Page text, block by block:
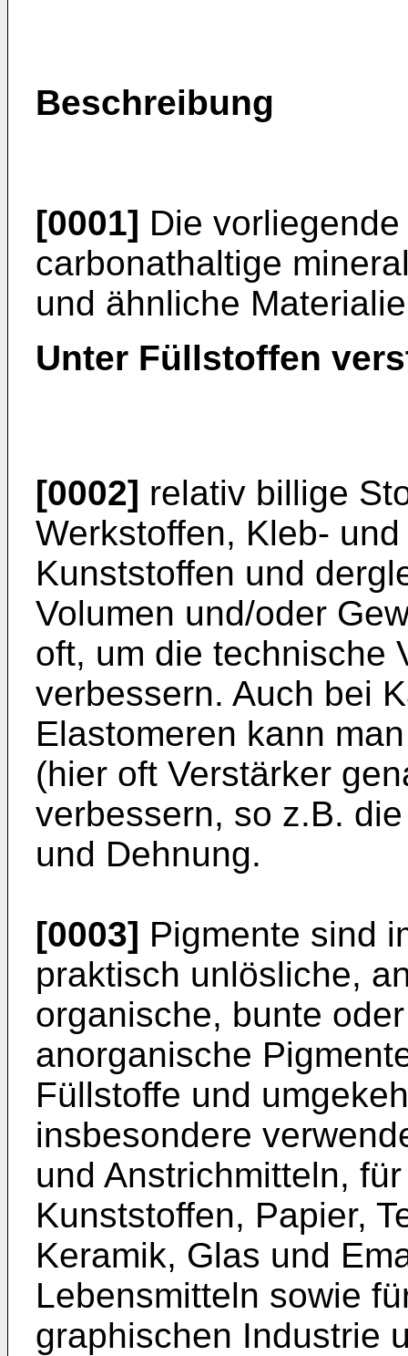
Beschreibung
[0001] Die
carbonathaltige
und ähnliche
Unter Füllstoffen
[0002] relativ billige
Werkstoffen, Kleb-
Kunststoffen und
Volumen und/oder
oft, um die technische
verbessern. Auch bei
Elastomeren kann
(hier oft Verstärker
verbessern, so z.B.
und Dehnung.
[0003] Pigmente sind
praktisch unlösliche,
organische, bunte
anorganische
Füllstoffe und
insbesondere
und Anstrichmitteln,
Kunststoffen, Papier,
Keramik, Glas und
Lebensmitteln sowie
graphischen Industrie